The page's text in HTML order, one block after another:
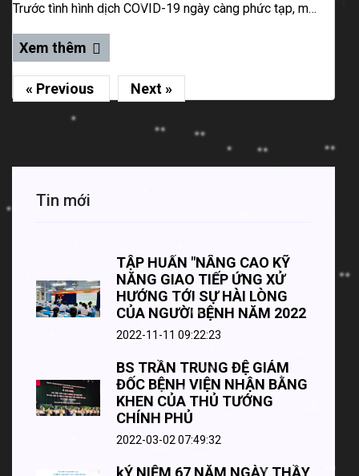
Trước tình hình dịch COVID-19 ngày càng phức tạp, mức độ lây lan nhanh trong cộng đồng và quan điểm của Bộ Y tế là chủ động tấn công trong phòng chống dịch bằng hình thức xét nghiệm các đối tượng nguy cơ, Bệnh viện Quận Bình Thạnh thành lập các đội cơ động xét nghiệm sẵn sàng tham gia lấy mẫu theo lệnh điều động của Sở Y tế.
Xem thêm
« Previous Next »
Tin mới
TẬP HUẤN "NÂNG CAO KỸ
NĂNG GIAO TIẾP ỨNG XỬ
HƯỚNG TỚI SỰ HÀI LÒNG
CỦA NGƯỜI BỆNH NĂM 2022
2022-11-11 09:22:23
BS TRẦN TRUNG ĐỆ GIÁM
ĐỐC BỆNH VIỆN NHẬN BẰNG
KHEN CỦA THỦ TƯỚNG
CHÍNH PHỦ
2022-03-02 07:49:32
kỶ NIỆM 67 NĂM NGÀY THẦY